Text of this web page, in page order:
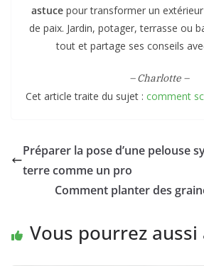
astucepour transformer un
de paix. Jardin, potager, terrasse ou
tout et partage ses conseils
– Charlotte –
Cet article traite du sujet : comment
Préparer la pose d’une pelouse
terre comme un pro
Comment planter des
Vous pourrez